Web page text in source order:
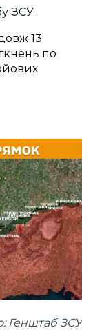
ЗСУ.
13
по
Генштаб ЗСУ